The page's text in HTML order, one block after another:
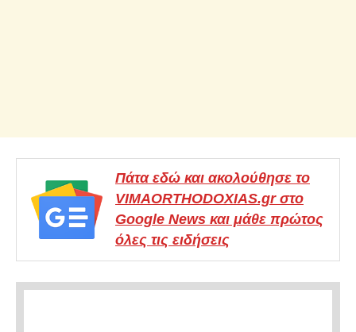
Πάτα εδώ και ακολούθησε το
VIMAORTHODOXIAS.gr στο
Google News και μάθε πρώτος
όλες τις ειδήσεις